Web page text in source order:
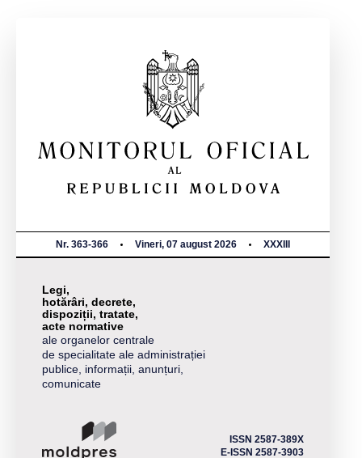
Nr. 363-366 Vineri, 07 august 2026 XXXIII
Legi,
hotărâri, decrete,
dispoziții, tratate,
acte normative
ale organelor centrale
de specialitate ale administrației
publice, informații, anunțuri,
comunicate
ISSN 2587-389X
E-ISSN 2587-3903